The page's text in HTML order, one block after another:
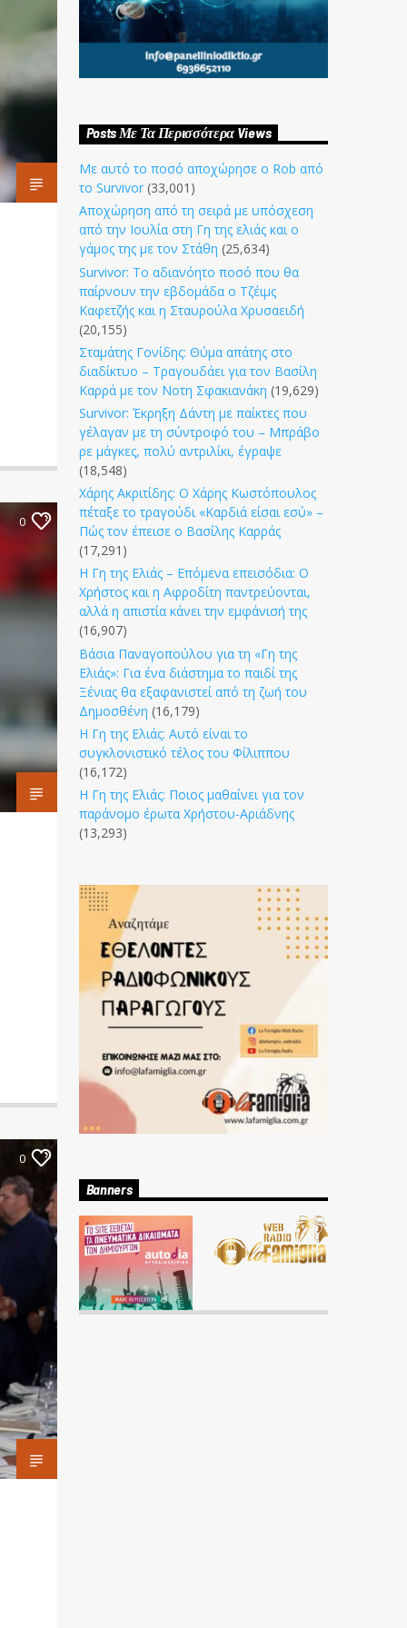
0
0
Posts Με Τα Περισσότερα Views
Με αυτό το ποσό αποχώρησε ο Rob από
το Survivor (33,001)
Αποχώρηση από τη σειρά με υπόσχεση
από την Ιουλία στη Γη της ελιάς και ο
γάμος της με τον Στάθη (25,634)
Survivor: Το αδιανόητο ποσό που θα
παίρνουν την εβδομάδα ο Τζέιμς
Καφετζής και η Σταυρούλα Χρυσαειδή
(20,155)
Σταμάτης Γονίδης: Θύμα απάτης στο
διαδίκτυο – Τραγουδάει για τον Βασίλη
Καρρά με τον Νοτη Σφακιανάκη (19,629)
Survivor: Έκρηξη Δάντη με παίκτες που
γέλαγαν με τη σύντροφό του – Μπράβο
ρε μάγκες, πολύ αντριλίκι, έγραψε
(18,548)
Χάρης Ακριτίδης: Ο Χάρης Κωστόπουλος
πέταξε το τραγούδι «Καρδιά είσαι εσύ» –
Πώς τον έπεισε ο Βασίλης Καρράς
(17,291)
Η Γη της Ελιάς – Επόμενα επεισόδια: Ο
Χρήστος και η Αφροδίτη παντρεύονται,
αλλά η απιστία κάνει την εμφάνισή της
(16,907)
Βάσια Παναγοπούλου για τη «Γη της
Ελιάς»: Για ένα διάστημα το παιδί της
Ξένιας θα εξαφανιστεί από τη ζωή του
Δημοσθένη (16,179)
Η Γη της Ελιάς: Αυτό είναι το
συγκλονιστικό τέλος του Φίλιππου
(16,172)
Η Γη της Ελιάς: Ποιος μαθαίνει για τον
παράνομο έρωτα Χρήστου-Αριάδνης
(13,293)
Banners